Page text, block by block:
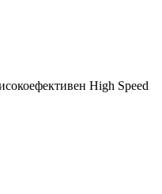
High Speed